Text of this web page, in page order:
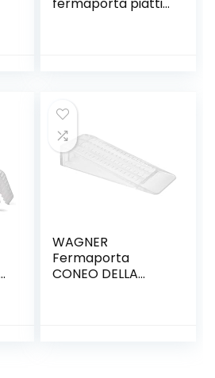
fermaporta piatti,
WAGNER
Fermaporta
CONEO DELLA